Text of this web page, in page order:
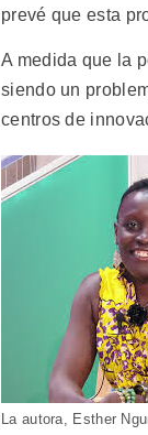
prevé que esta
A medida que la
siendo un
centros de
La autora, Esther